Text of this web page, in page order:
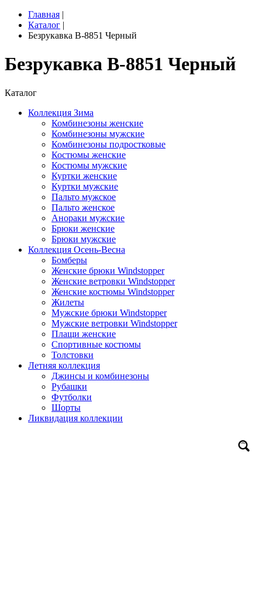
Главная |
Каталог |
Безрукавка B-8851 Черный
Безрукавка B-8851 Черный
Каталог
Коллекция Зима
Комбинезоны женские
Комбинезоны мужские
Комбинезоны подростковые
Костюмы женские
Костюмы мужские
Куртки женские
Куртки мужские
Пальто мужское
Пальто женское
Анораки мужские
Брюки женские
Брюки мужские
Коллекция Осень-Весна
Бомберы
Женские брюки Windstopper
Женские ветровки Windstopper
Женские костюмы Windstopper
Жилеты
Мужские брюки Windstopper
Мужские ветровки Windstopper
Плащи женские
Спортивные костюмы
Толстовки
Летняя коллекция
Джинсы и комбинезоны
Рубашки
Футболки
Шорты
Ликвидация коллекции